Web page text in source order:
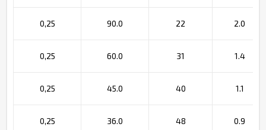
0,25 90.0 22 2.0
0,25 60.0 31 1.4
0,25 45.0 40 1.1
0,25 36.0 48 0.9